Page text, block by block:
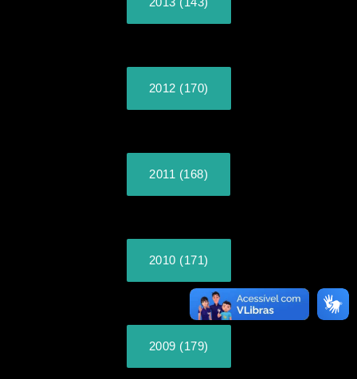
2012 (170)
2011 (168)
2010 (171)
2009 (179)